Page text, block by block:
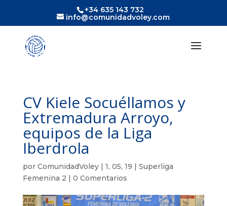
+34 635 143 732
info@comunidadvoley.com
CV Kiele Socuéllamos y
Extremadura Arroyo,
equipos de la Liga
Iberdrola
por ComunidadVoley| 1, 05, 19 | Superliga
Femenina 2 | 0 Comentarios